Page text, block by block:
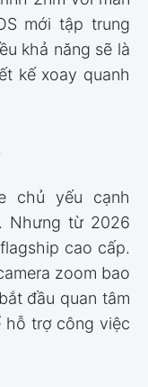
mới tập trung
khả năng sẽ là
kế xoay quanh
chủ yếu cạnh
Nhưng từ 2026
cao cấp.
zoom bao
đầu quan tâm
hỗ trợ công việc